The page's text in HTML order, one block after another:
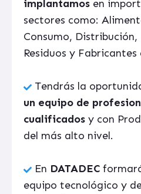
implantamos en
sectores como:
Consumo,
Residuos y Fabricantes
Tendrás la
un equipo de
cualificados y con
del más alto nivel.
En DATADEC
equipo tecnológico y